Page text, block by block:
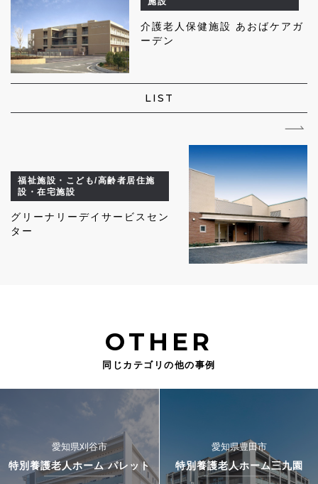
介護老人保健施設 あおばケアガ
ーデン
LIST
福祉施設・こども/高齢者居住施
設・在宅施設
グリーナリーデイサービスセン
ター
OTHER
同じカテゴリの他の事例
愛知県刈谷市
特別養護老人ホーム パレット
愛知県豊田市
特別養護老人ホーム三九園